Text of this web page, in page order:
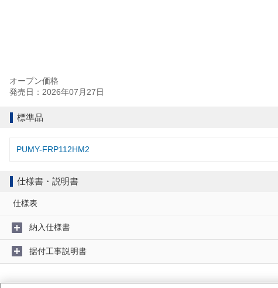
オープン価格
発売日：2026年07月27日
標準品
PUMY-FRP112HM2
仕様書・説明書
仕様表
納入仕様書
据付工事説明書